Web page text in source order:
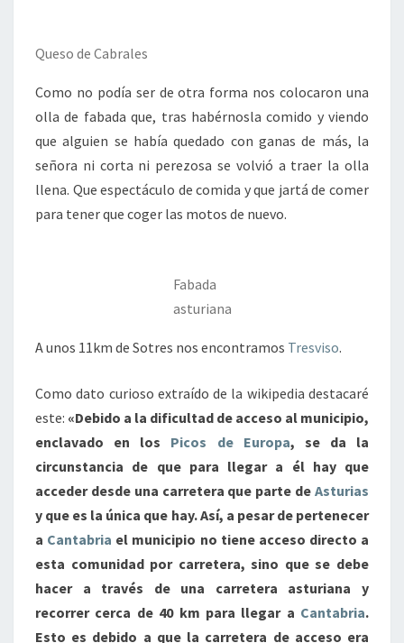
Queso de Cabrales
Como no podía ser de otra forma nos colocaron una
olla de fabada que, tras habérnosla comido y viendo
que alguien se había quedado con ganas de más, la
señora ni corta ni perezosa se volvió a traer la olla
llena. Que espectáculo de comida y que jartá de comer
para tener que coger las motos de nuevo.
Fabada
asturiana
A unos 11km de Sotres nos encontramos Tresviso.
Como dato curioso extraído de la wikipedia destacaré
este: «Debido a la dificultad de acceso al municipio,
enclavado en los Picos de Europa, se da la
circunstancia de que para llegar a él hay que
acceder desde una carretera que parte de Asturias
y que es la única que hay. Así, a pesar de pertenecer
a Cantabria el municipio no tiene acceso directo a
esta comunidad por carretera, sino que se debe
hacer a través de una carretera asturiana y
recorrer cerca de 40 km para llegar a Cantabria.
Esto es debido a que la carretera de acceso era